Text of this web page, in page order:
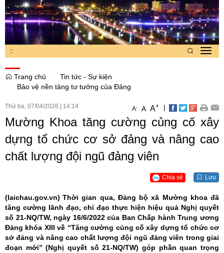
::
Trang chủ
Tin tức - Sự kiện
Bảo vệ nền tảng tư tưởng của Đảng
Thứ ba, 07/04/2026 14:14 A- A A+ |
Mường Khoa tăng cường củng cố xây
dựng tổ chức cơ sở đảng và nâng cao
chất lượng đội ngũ đảng viên
Chia sẻ Lưu
(laichau.gov.vn) Thời gian qua, Đảng bộ xã Mường khoa đã
tăng cường lãnh đạo, chỉ đạo thực hiện hiệu quả Nghị quyết
số 21-NQ/TW, ngày 16/6/2022 của Ban Chấp hành Trung ương
Đảng khóa XIII về “Tăng cường củng cố xây dựng tổ chức cơ
sở đảng và nâng cao chất lượng đội ngũ đảng viên trong giai
đoạn mới” (Nghị quyết số 21-NQ/TW) góp phần quan trọng